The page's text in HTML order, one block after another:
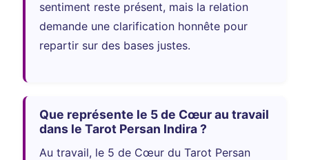
sentiment reste présent, mais la relation
demande une clarification honnête pour
repartir sur des bases justes.
Que représente le 5 de Cœur au travail
dans le Tarot Persan Indira ?
Au travail, le 5 de Cœur du Tarot Persan